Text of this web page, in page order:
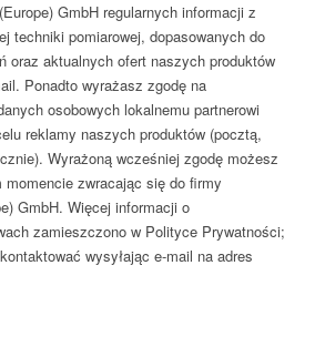
GmbH regularnych informacji z
techniki pomiarowej, dopasowanych do
oraz aktualnych ofert naszych produktów
Ponadto wyrażasz zgodę na
osobowych lokalnemu partnerowi
reklamy naszych produktów (pocztą,
Wyrażoną wcześniej zgodę możesz
momencie zwracając się do firmy
GmbH. Więcej informacji o
zamieszczono w Polityce Prywatności;
wysyłając e-mail na adres